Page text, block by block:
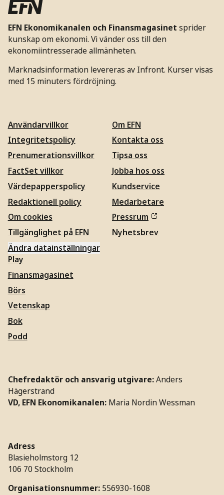
EFN Ekonomikanalen och Finansmagasinet sprider
kunskap om ekonomi. Vi vänder oss till den
ekonomiintresserade allmänheten.
Marknadsinformation levereras av Infront. Kurser visas
med 15 minuters fördröjning.
Användarvillkor
Integritetspolicy
Prenumerationsvillkor
FactSet villkor
Värdepapperspolicy
Redaktionell policy
Om cookies
Tillgänglighet på EFN
Ändra datainställningar
Om EFN
Kontakta oss
Tipsa oss
Jobba hos oss
Kundservice
Medarbetare
Pressrum
Nyhetsbrev
Play
Finansmagasinet
Börs
Vetenskap
Bok
Podd
Chefredaktör och ansvarig utgivare: Anders
Hägerstrand
VD, EFN Ekonomikanalen: Maria Nordin Wessman
Adress
Blasieholmstorg 12
106 70 Stockholm
Organisationsnummer: 556930-1608